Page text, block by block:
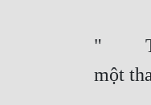
"
một